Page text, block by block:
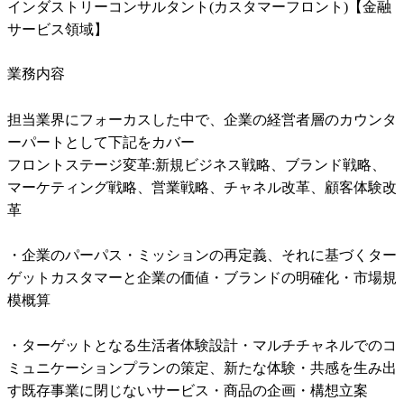
インダストリーコンサルタント(カスタマーフロント)【金融
サービス領域】
業務内容
担当業界にフォーカスした中で、企業の経営者層のカウンタ
ーパートとして下記をカバー
フロントステージ変革:新規ビジネス戦略、ブランド戦略、
マーケティング戦略、営業戦略、チャネル改革、顧客体験改
革
・企業のパーパス・ミッションの再定義、それに基づくター
ゲットカスタマーと企業の価値・ブランドの明確化・市場規
模概算
・ターゲットとなる生活者体験設計・マルチチャネルでのコ
ミュニケーションプランの策定、新たな体験・共感を生み出
す既存事業に閉じないサービス・商品の企画・構想立案